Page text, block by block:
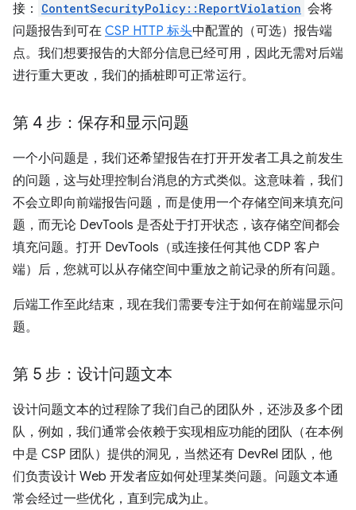
接：
ContentSecurityPolicy::ReportViolation 会将
问题报告到可在 CSP HTTP 标头中配置的（可选）报告端
点。我们想要报告的大部分信息已经可用，因此无需对后端
进行重大更改，我们的插桩即可正常运行。
第 4 步：保存和显示问题
一个小问题是，我们还希望报告在打开开发者工具之前发生
的问题，这与处理控制台消息的方式类似。这意味着，我们
不会立即向前端报告问题，而是使用一个存储空间来填充问
题，而无论 DevTools 是否处于打开状态，该存储空间都会
填充问题。打开 DevTools（或连接任何其他 CDP 客户
端）后，您就可以从存储空间中重放之前记录的所有问题。
后端工作至此结束，现在我们需要专注于如何在前端显示问
题。
第 5 步：设计问题文本
设计问题文本的过程除了我们自己的团队外，还涉及多个团
队，例如，我们通常会依赖于实现相应功能的团队（在本例
中是 CSP 团队）提供的洞见，当然还有 DevRel 团队，他
们负责设计 Web 开发者应如何处理某类问题。问题文本通
常会经过一些优化，直到完成为止。